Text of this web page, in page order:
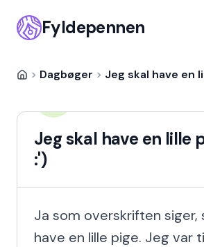
Fyldepennen
> Dagbøger > Jeg skal have en lille
Jeg skal have en lille
:')
Ja som overskriften siger,
have en lille pige. Jeg var